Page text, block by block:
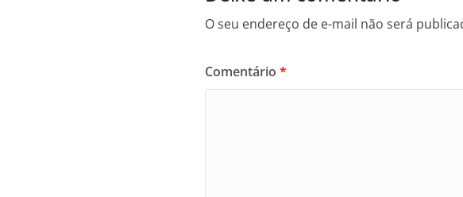
O seu endereço de e-mail não será
Comentário *